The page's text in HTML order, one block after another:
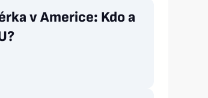
v Americe: Kdo a